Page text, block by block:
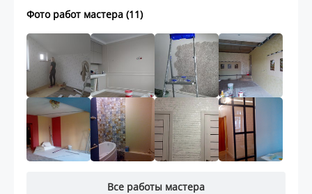
Фото работ мастера (11)
Все работы мастера